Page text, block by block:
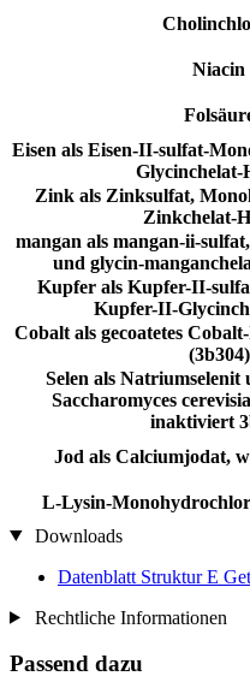
Niacin
Eisen als Eisen-II-sulfat-
Glycinchelat-
Zink als Zinksulfat,
Zinkchelat-
mangan als mangan-ii-
und glycin-
Kupfer als Kupfer-II-
Kupfer-II-
Cobalt als gecoatetes
(3b304)
Selen als Natriumselenit
Saccharomyces
inaktiviert
Jod als Calciumjodat,
L-Lysin-
Downloads
Datenblatt Struktur E
Rechtliche Informationen
Passend dazu